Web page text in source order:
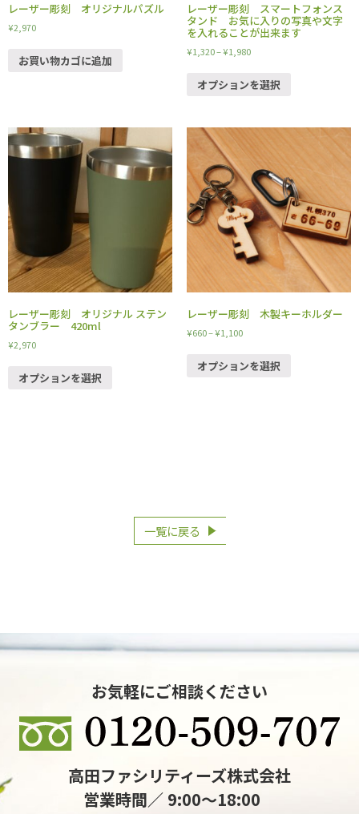
レーザー彫刻 オリジナルパズル
¥2,970
お買い物カゴに追加
レーザー彫刻 スマートフォンス
タンド お気に入りの写真や文字
を入れることが出来ます
¥1,320–¥1,980
オプションを選択
レーザー彫刻 オリジナル ステン
タンブラー 420ml
¥2,970
オプションを選択
レーザー彫刻 木製キーホルダー
¥660–¥1,100
オプションを選択
一覧に戻る
お気軽にご相談ください
高田ファシリティーズ株式会社
営業時間／ 9:00～18:00